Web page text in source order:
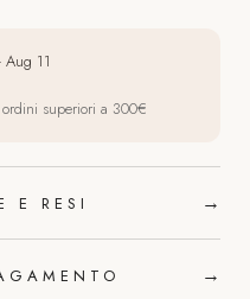
11
ordini superiori a 300€
E RESI →
→